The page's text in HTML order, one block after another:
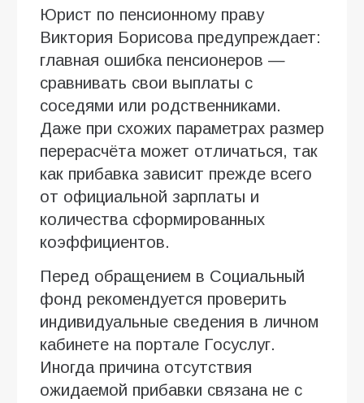
Юрист по пенсионному праву
Виктория Борисова предупреждает:
главная ошибка пенсионеров —
сравнивать свои выплаты с
соседями или родственниками.
Даже при схожих параметрах размер
перерасчёта может отличаться, так
как прибавка зависит прежде всего
от официальной зарплаты и
количества сформированных
коэффициентов.
Перед обращением в Социальный
фонд рекомендуется проверить
индивидуальные сведения в личном
кабинете на портале Госуслуг.
Иногда причина отсутствия
ожидаемой прибавки связана не с